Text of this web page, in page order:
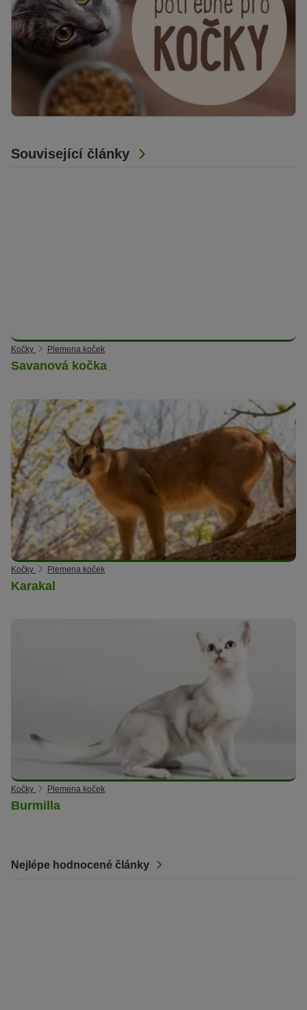
Související články
Kočky Plemena koček
Savanová kočka
Kočky Plemena koček
Karakal
Kočky Plemena koček
Burmilla
Nejlépe hodnocené články